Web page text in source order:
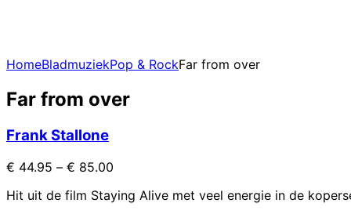
HomeBladmuziekPop & RockFar from over
Far from over
Frank Stallone
€ 44.95 – € 85.00
Hit uit de film Staying Alive met veel energie in de